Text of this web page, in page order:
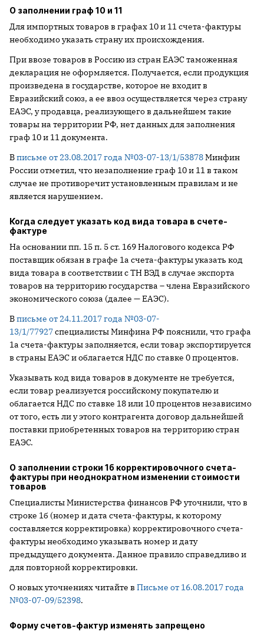
О заполнении граф 10 и 11
Для импортных товаров в графах 10 и 11 счета-фактуры
необходимо указать страну их происхождения.
При ввозе товаров в Россию из стран ЕАЭС таможенная
декларация не оформляется. Получается, если продукция
произведена в государстве, которое не входит в
Евразийский союз, а ее ввоз осуществляется через страну
ЕАЭС, у продавца, реализующего в дальнейшем такие
товары на территории РФ, нет данных для заполнения
граф 10 и 11 документа.
Вписьме от 23.08.2017 года №03-07-13/1/53878Минфин
России отметил, что незаполнение граф 10 и 11 в таком
случае не противоречит установленным правилам и не
является нарушением.
Когда следует указать код вида товара в счете-
фактуре
На основании пп. 15 п. 5 ст. 169 Налогового кодекса РФ
поставщик обязан в графе 1а счета-фактуры указать код
вида товара в соответствии с ТН ВЭД в случае экспорта
товаров на территорию государства – члена Евразийского
экономического союза (далее — ЕАЭС).
Вписьме от 24.11.2017 года №03-07-
13/1/77927специалисты Минфина РФ пояснили, что графа
1а счета-фактуры заполняется, если товар экспортируется
в страны ЕАЭС и облагается НДС по ставке 0 процентов.
Указывать код вида товаров в документе не требуется,
если товар реализуется российскому покупателю и
облагается НДС по ставке 18 или 10 процентов независимо
от того, есть ли у этого контрагента договор дальнейшей
поставки приобретенных товаров на территорию стран
ЕАЭС.
О заполнении строки 1б корректировочного счета-
фактуры при неоднократном изменении стоимости
товаров
Специалисты Министерства финансов РФ уточнили, что в
строке 1б (номер и дата счета-фактуры, к которому
составляется корректировка) корректировочного счета-
фактуры необходимо указывать номер и дату
предыдущего документа. Данное правило справедливо и
для повторной корректировки.
О новых уточнениях читайте в Письме от 16.08.2017 года
№03-07-09/52398.
Форму счетов-фактур изменять запрещено